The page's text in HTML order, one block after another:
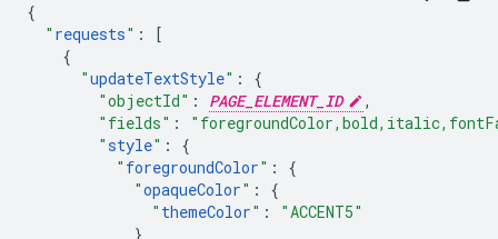
{
" requests" :
[
{
"updateTextStyle" :
{
"objectId" : PAGE_ELEMENT_ID
,
"fields" :
"style" :
{
" foregroundColor" :
{
"opaqueColor" :
{
" themeColor" :
"ACCENT5"
}